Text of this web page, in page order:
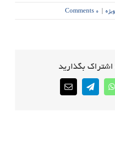
ویژه | ۰ Comments
بگذارید
WhatsApp
Telegram
Email